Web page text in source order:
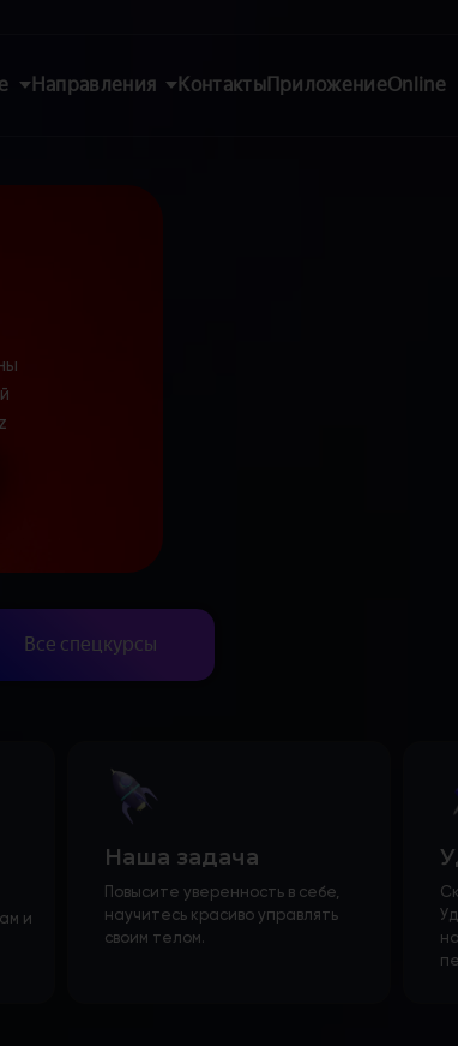
Направления КонтактыПриложениеOnline
Все спецкурсы
и
Наша задача
Повысите уверенность в себе,
научитесь красиво управлять
своим телом.